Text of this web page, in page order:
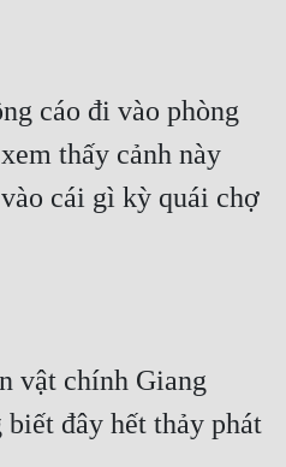
cáo đi vào phòng
thấy cảnh này
cái gì kỳ quái chợ
vật chính Giang
đây hết thảy phát